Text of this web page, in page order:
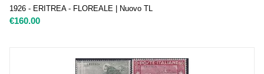
1926 - ERITREA - FLOREALE | Nuovo TL
€160.00